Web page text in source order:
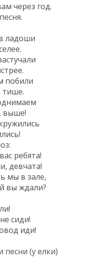
через год.
ладоши
побили
выше!
ребята!
девчата!
мы в зале,
вы ждали?
сиди!
иди!
(у елки)